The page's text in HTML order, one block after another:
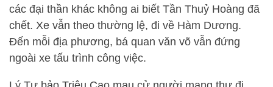
các đại thần khác không ai biết Tần Thuỷ Hoàng đã
chết. Xe vẫn theo thường lệ, đi về Hàm Dương.
Đến mỗi địa phương, bá quan văn võ vẫn đứng
ngoài xe tấu trình công việc.